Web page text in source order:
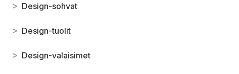
> Design-sohvat
> Design-tuolit
> Design-valaisimet